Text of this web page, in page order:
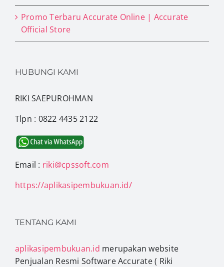
Promo Terbaru Accurate Online | Accurate
Official Store
HUBUNGI KAMI
RIKI SAEPUROHMAN
Tlpn : 0822 4435 2122
Email : riki@cpssoft.com
https://aplikasipembukuan.id/
TENTANG KAMI
aplikasipembukuan.id merupakan website
Penjualan Resmi Software Accurate ( Riki